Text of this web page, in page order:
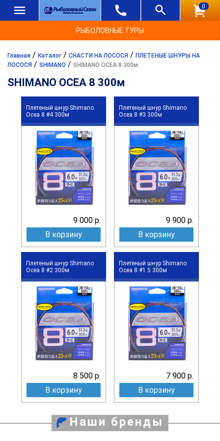
0
РЫБОЛОВНЫЕ ТУРЫ
Главная / Каталог / СНАСТИ НА ЛОСОСЯ / ПЛЕТЕНЫЕ ШНУРЫ НА
ЛОСОСЯ / SHIMANO / SHIMANO OCEA 8 300м
SHIMANO OCEA 8 300м
Плетеный шнур Shimano
Ocea 8 #4 300м
9 000 р.
В корзину
Плетеный шнур Shimano
Ocea 8 #3 300м
9 900 р.
В корзину
Плетеный шнур Shimano
Ocea 8 #2 300м
8 500 р.
В корзину
Плетеный шнур Shimano
Ocea 8 #1.5 300м
7 900 р.
В корзину
Наши бренды